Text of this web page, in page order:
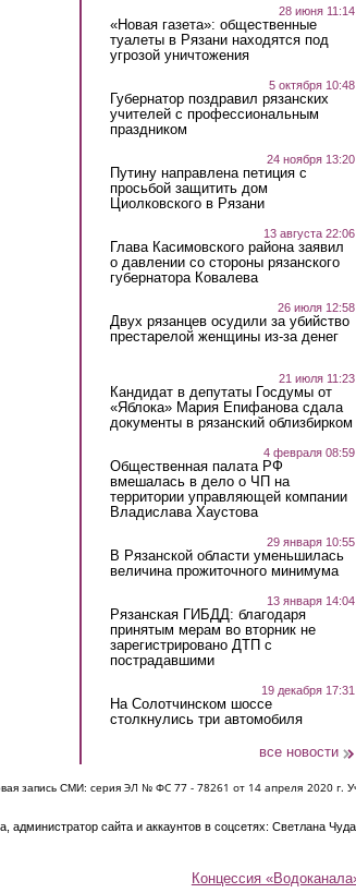
28 июня 11:14
«Новая газета»: общественные
туалеты в Рязани находятся под
угрозой уничтожения
5 октября 10:48
Губернатор поздравил рязанских
учителей с профессиональным
праздником
24 ноября 13:20
Путину направлена петиция с
просьбой защитить дом
Циолковского в Рязани
13 августа 22:06
Глава Касимовского района заявил
о давлении со стороны рязанского
губернатора Ковалева
26 июля 12:58
Двух рязанцев осудили за убийство
престарелой женщины из-за денег
21 июля 11:23
Кандидат в депутаты Госдумы от
«Яблока» Мария Епифанова сдала
документы в рязанский облизбирком
4 февраля 08:59
Общественная палата РФ
вмешалась в дело о ЧП на
территории управляющей компании
Владислава Хаустова
29 января 10:55
В Рязанской области уменьшилась
величина прожиточного минимума
13 января 14:04
Рязанская ГИБДД: благодаря
принятым мерам во вторник не
зарегистрировано ДТП с
пострадавшими
19 декабря 17:31
На Солотчинском шоссе
столкнулись три автомобиля
все новости
запись СМИ: серия ЭЛ № ФС 77 - 78261 от 14 апреля 2020 г.
сайта и аккаунтов в соцсетях: Светлана
Концессия